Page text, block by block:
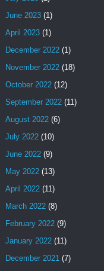
June 2023 (1)
April 2023 (1)
December 2022 (1)
November 2022 (18)
October 2022 (12)
September 2022 (11)
August 2022 (6)
July 2022 (10)
June 2022 (9)
May 2022 (13)
April 2022 (11)
March 2022 (8)
February 2022 (9)
January 2022 (11)
December 2021 (7)